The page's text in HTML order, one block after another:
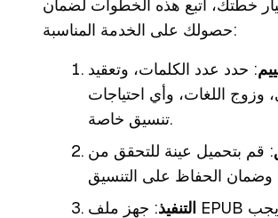
خطتك، اتبع هذه الخطوات لضمان
حصولك على الخدمة المناسبة:
: حدد عدد الكلمات، وتعقيد
وزوج اللغات، وأي احتياجات
تنسيق خاصة.
: قم بتحميل عينة للتحقق من
التنفيذ: جهز ملف EPUB الخاص بك (يجب